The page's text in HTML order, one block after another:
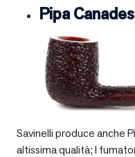
Pipa
Savinelli produce anche
altissima qualità; I